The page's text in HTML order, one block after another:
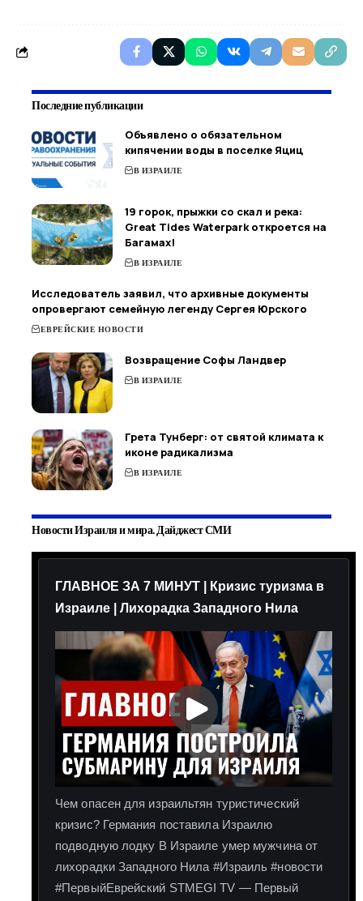
Последние публикации
Объявлено о обязательном
кипячении воды в поселке Яциц
В ИЗРАИЛЕ
19 горок, прыжки со скал и река:
Great Tides Waterpark откроется на
Багамах!
В ИЗРАИЛЕ
Исследователь заявил, что архивные документы
опровергают семейную легенду Сергея Юрского
ЕВРЕЙСКИЕ НОВОСТИ
Возвращение Софы Ландвер
В ИЗРАИЛЕ
Грета Тунберг: от святой климата к
иконе радикализма
В ИЗРАИЛЕ
Новости Израиля и мира. Дайджест СМИ